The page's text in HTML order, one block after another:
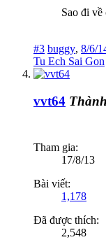
Sao đi
#3 buggy, 8/6/
Tu Ech Sai Gon
vvt64
Tham gia:
17/8/13
Bài viết:
1,178
Đã được thích:
2,548